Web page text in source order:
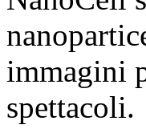
immagini
spettacoli.